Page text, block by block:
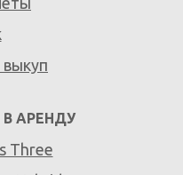
АРЕНДУ
Three